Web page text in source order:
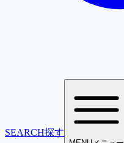
SEARCH探す